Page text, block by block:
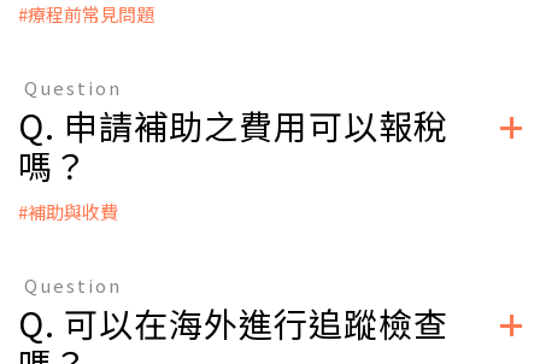
立即掛號
#療程前常見問題
個晚上，以便觀察恢復情況。
●植入期：大約需回診2至3次，建議您植入後在台北停留至少
一個晚上，以確保術後狀況穩定。
Question
Q. 申請補助之費用可以報稅
嗎？
#補助與收費
立即掛號
Question
Q. 可以在海外進行追蹤檢查